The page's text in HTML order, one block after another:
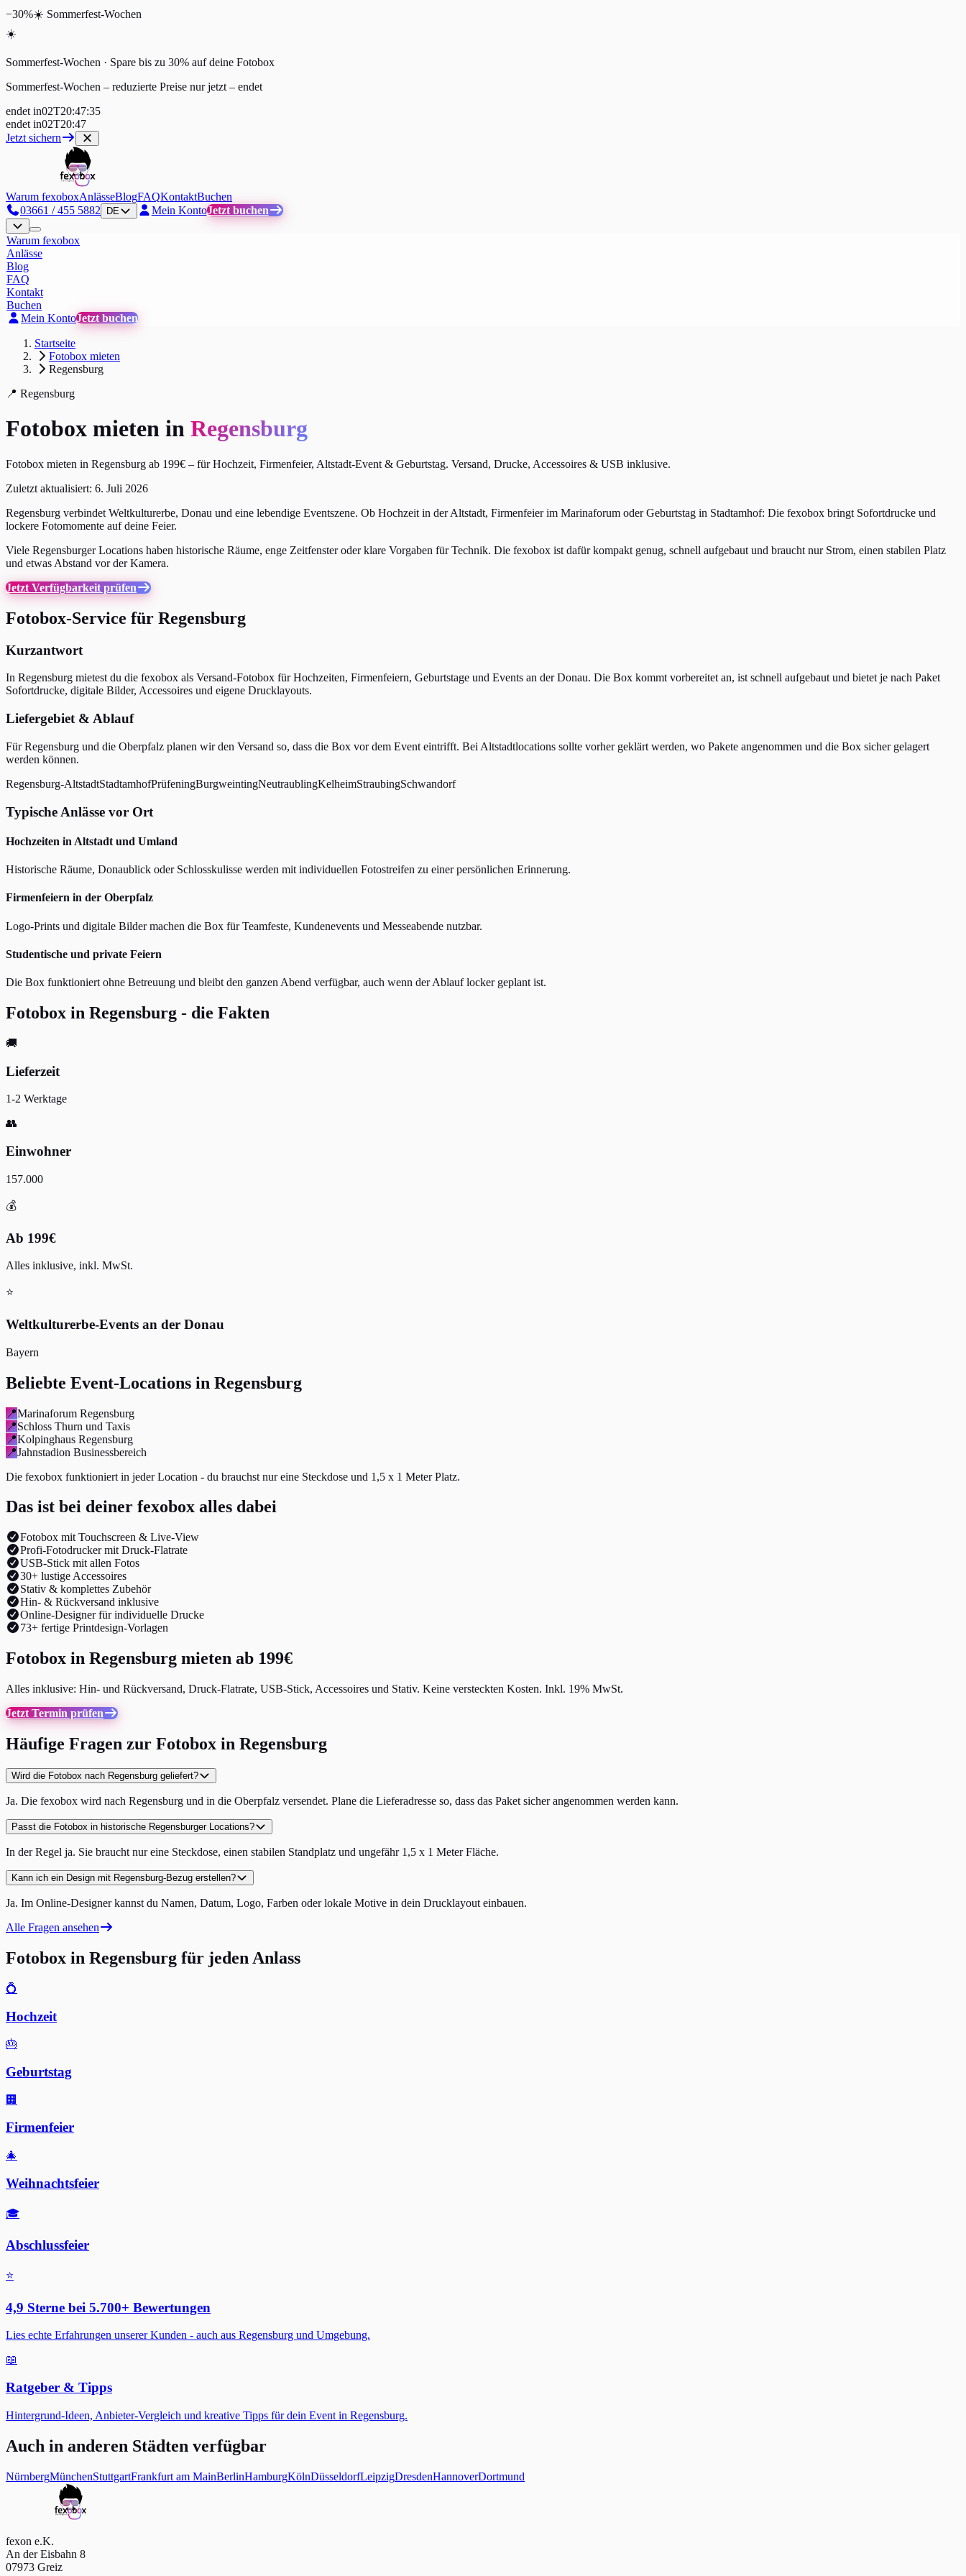
−30%☀️ Sommerfest-Wochen
☀️
Sommerfest-Wochen · Spare bis zu 30% auf deine Fotobox
Sommerfest-Wochen – reduzierte Preise nur jetzt – endet
endet in02T20:47:34
endet in02T20:47
Jetzt sichern
Warum fexoboxAnlässeBlogFAQKontaktBuchen
03661 / 455 5882
DE Mein KontoJetzt buchen
Warum fexobox
Anlässe
Blog
FAQ
Kontakt
Buchen
Mein KontoJetzt buchen
Startseite
Fotobox mieten
Regensburg
📍 Regensburg
Fotobox mieten in Regensburg
Fotobox mieten in Regensburg ab 199€ – für Hochzeit, Firmenfeier, Altstadt-Event & Geburtstag. Versand, Drucke, Accessoires & USB inklusive.
Zuletzt aktualisiert: 6. Juli 2026
Regensburg verbindet Weltkulturerbe, Donau und eine lebendige Eventszene. Ob Hochzeit in der Altstadt, Firmenfeier im Marinaforum oder Geburtstag in Stadtamhof: Die fexobox bringt Sofortdrucke und
lockere Fotomomente auf deine Feier.
Viele Regensburger Locations haben historische Räume, enge Zeitfenster oder klare Vorgaben für Technik. Die fexobox ist dafür kompakt genug, schnell aufgebaut und braucht nur Strom, einen stabilen Platz
und etwas Abstand vor der Kamera.
Jetzt Verfügbarkeit prüfen
Fotobox-Service für Regensburg
Kurzantwort
In Regensburg mietest du die fexobox als Versand-Fotobox für Hochzeiten, Firmenfeiern, Geburtstage und Events an der Donau. Die Box kommt vorbereitet an, ist schnell aufgebaut und bietet je nach Paket
Sofortdrucke, digitale Bilder, Accessoires und eigene Drucklayouts.
Liefergebiet & Ablauf
Für Regensburg und die Oberpfalz planen wir den Versand so, dass die Box vor dem Event eintrifft. Bei Altstadtlocations sollte vorher geklärt werden, wo Pakete angenommen und die Box sicher gelagert
werden können.
Regensburg-AltstadtStadtamhofPrüfeningBurgweintingNeutraublingKelheimStraubingSchwandorf
Typische Anlässe vor Ort
Hochzeiten in Altstadt und Umland
Historische Räume, Donaublick oder Schlosskulisse werden mit individuellen Fotostreifen zu einer persönlichen Erinnerung.
Firmenfeiern in der Oberpfalz
Logo-Prints und digitale Bilder machen die Box für Teamfeste, Kundenevents und Messeabende nutzbar.
Studentische und private Feiern
Die Box funktioniert ohne Betreuung und bleibt den ganzen Abend verfügbar, auch wenn der Ablauf locker geplant ist.
Fotobox in Regensburg - die Fakten
🚚
Lieferzeit
1-2 Werktage
👥
Einwohner
157.000
💰
Ab 199€
Alles inklusive, inkl. MwSt.
⭐
Weltkulturerbe-Events an der Donau
Bayern
Beliebte Event-Locations in Regensburg
📍Marinaforum Regensburg
📍Schloss Thurn und Taxis
📍Kolpinghaus Regensburg
📍Jahnstadion Businessbereich
Die fexobox funktioniert in jeder Location - du brauchst nur eine Steckdose und 1,5 x 1 Meter Platz.
Das ist bei deiner fexobox alles dabei
Fotobox mit Touchscreen & Live-View
Profi-Fotodrucker mit Druck-Flatrate
USB-Stick mit allen Fotos
30+ lustige Accessoires
Stativ & komplettes Zubehör
Hin- & Rückversand inklusive
Online-Designer für individuelle Drucke
73+ fertige Printdesign-Vorlagen
Fotobox in Regensburg mieten ab 199€
Alles inklusive: Hin- und Rückversand, Druck-Flatrate, USB-Stick, Accessoires und Stativ. Keine versteckten Kosten. Inkl. 19% MwSt.
Jetzt Termin prüfen
Häufige Fragen zur Fotobox in Regensburg
Wird die Fotobox nach Regensburg geliefert?
Ja. Die fexobox wird nach Regensburg und in die Oberpfalz versendet. Plane die Lieferadresse so, dass das Paket sicher angenommen werden kann.
Passt die Fotobox in historische Regensburger Locations?
In der Regel ja. Sie braucht nur eine Steckdose, einen stabilen Standplatz und ungefähr 1,5 x 1 Meter Fläche.
Kann ich ein Design mit Regensburg-Bezug erstellen?
Ja. Im Online-Designer kannst du Namen, Datum, Logo, Farben oder lokale Motive in dein Drucklayout einbauen.
Alle Fragen ansehen
Fotobox in Regensburg für jeden Anlass
💍
Hochzeit
🎂
Geburtstag
🏢
Firmenfeier
🎄
Weihnachtsfeier
🎓
Abschlussfeier
⭐
4,9 Sterne bei 5.700+ Bewertungen
Lies echte Erfahrungen unserer Kunden - auch aus Regensburg und Umgebung.
📖
Ratgeber & Tipps
Hintergrund-Ideen, Anbieter-Vergleich und kreative Tipps für dein Event in Regensburg.
Auch in anderen Städten verfügbar
NürnbergMünchenStuttgartFrankfurt am MainBerlinHamburgKölnDüsseldorfLeipzigDresdenHannoverDortmund
fexon e.K.
An der Eisbahn 8
07973 Greiz